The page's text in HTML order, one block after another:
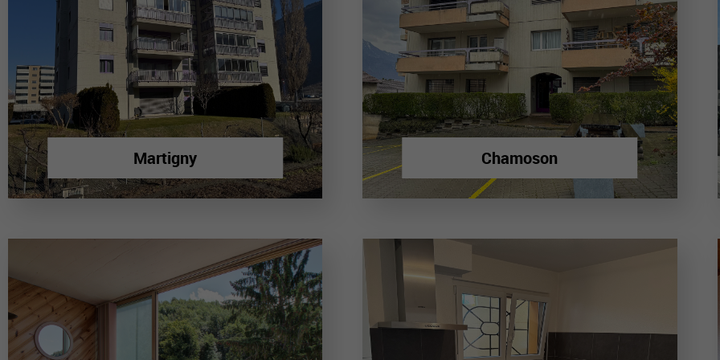
Martigny Chamoson